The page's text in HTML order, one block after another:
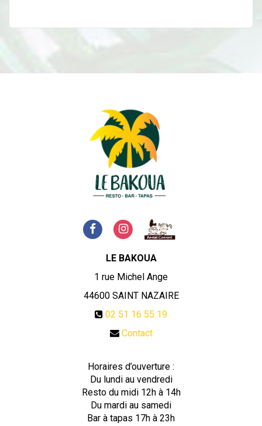
LE BAKOUA
1 rue Michel Ange
44600 SAINT NAZAIRE
02 51 16 55 19
Contact
Horaires d’ouverture :
Du lundi au vendredi
Resto du midi 12h à 14h
Du mardi au samedi
Bar à tapas 17h à 23h